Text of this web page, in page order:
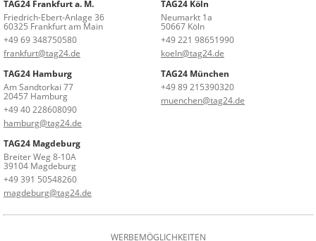
TAG24 Frankfurt a. M.
Friedrich-Ebert-Anlage 36
60325 Frankfurt am Main
+49 69 348750580
frankfurt@tag24.de
TAG24 Köln
Neumarkt 1a
50667 Köln
+49 221 98651990
koeln@tag24.de
TAG24 Hamburg
Am Sandtorkai 77
20457 Hamburg
+49 40 228608090
hamburg@tag24.de
TAG24 München
+49 89 215390320
muenchen@tag24.de
TAG24 Magdeburg
Breiter Weg 8-10A
39104 Magdeburg
+49 391 50548260
magdeburg@tag24.de
WERBEMÖGLICHKEITEN